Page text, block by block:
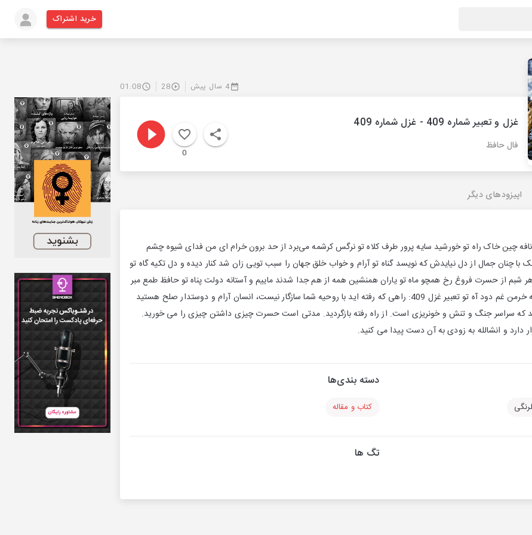
خرید اشتراک
4 سال پیش 28
01:08
غزل و تعبیر شماره 409 - غزل شماره 409
فال حافظ
0
اپیزودهای دیگر
ای خونبهای نافه چين خاک راه تو خورشيد سايه پرور طرف کلاه تو نرگس کرشمه می‌برد از حد برون خرام ای من فدای شيوه چشم
با چنان جمال از دل نيايدش که نويسد گناه تو آرام و خواب خلق جهان را سبب تويی زان شد کنار ديده و دل تکيه گاه تو
شبم از حسرت فروغ رخ همچو ماه تو ياران همنشين همه از هم جدا شدند ماييم و آستانه دولت پناه تو حافظ طمع مبر
ز عنايت که عاقبت آتش زند به خرمن غم دود آه تو تعبیر غزل 409: راهی که رفته اید با روحیه شما سازگار نیست، انسان آرام و دوستدار صلح هستید
که سراسر جنگ و تنش و خونریزی است. از راه رفته بازگردید. مدتی است حسرت چیزی داشتن چیزی را می خورید.
دارد و انشالله به زودی به آن دست پیدا می کنید.
دسته بندی‌ها
کتاب و مقاله
تگ ها